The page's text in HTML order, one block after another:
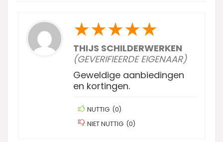
★★★★★
THIJS SCHILDERWERKEN
(GEVERIFIEERDE EIGENAAR)
Geweldige aanbiedingen
en kortingen.
NUTTIG (0)
NIET NUTTIG (0)